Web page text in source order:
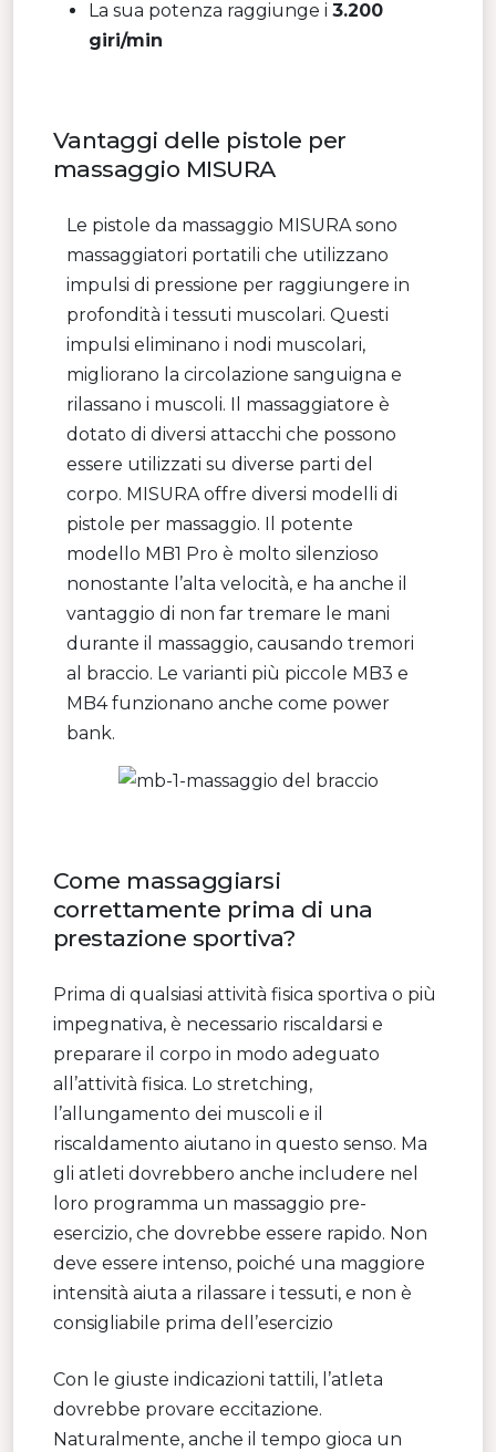
La sua potenza raggiunge i 3.200
giri/min
Vantaggi delle pistole per
massaggio MISURA
Le pistole da massaggio MISURA sono
massaggiatori portatili che utilizzano
impulsi di pressione per raggiungere in
profondità i tessuti muscolari. Questi
impulsi eliminano i nodi muscolari,
migliorano la circolazione sanguigna e
rilassano i muscoli. Il massaggiatore è
dotato di diversi attacchi che possono
essere utilizzati su diverse parti del
corpo. MISURA offre diversi modelli di
pistole per massaggio. Il potente
modello MB1 Pro è molto silenzioso
nonostante l’alta velocità, e ha anche il
vantaggio di non far tremare le mani
durante il massaggio, causando tremori
al braccio. Le varianti più piccole MB3 e
MB4 funzionano anche come power
bank.
Come massaggiarsi
correttamente prima di una
prestazione sportiva?
Prima di qualsiasi attività fisica sportiva o più
impegnativa, è necessario riscaldarsi e
preparare il corpo in modo adeguato
all’attività fisica. Lo stretching,
l’allungamento dei muscoli e il
riscaldamento aiutano in questo senso. Ma
gli atleti dovrebbero anche includere nel
loro programma un massaggio pre-
esercizio, che dovrebbe essere rapido. Non
deve essere intenso, poiché una maggiore
intensità aiuta a rilassare i tessuti, e non è
consigliabile prima dell’esercizio
Con le giuste indicazioni tattili, l’atleta
dovrebbe provare eccitazione.
Naturalmente, anche il tempo gioca un